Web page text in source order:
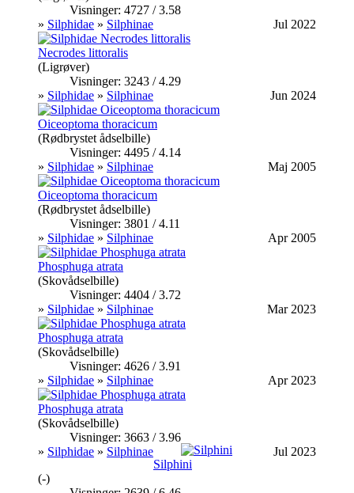
Visninger: 4727 / 3.58
» Silphidae » Silphinae Jul 2022
Necrodes littoralis
(Ligrøver)
Visninger: 3243 / 4.29
» Silphidae » Silphinae Jun 2024
Oiceoptoma thoracicum
(Rødbrystet ådselbille)
Visninger: 4495 / 4.14
» Silphidae » Silphinae Maj 2005
Oiceoptoma thoracicum
(Rødbrystet ådselbille)
Visninger: 3801 / 4.11
» Silphidae » Silphinae Apr 2005
Phosphuga atrata
(Skovådselbille)
Visninger: 4404 / 3.72
» Silphidae » Silphinae Mar 2023
Phosphuga atrata
(Skovådselbille)
Visninger: 4626 / 3.91
» Silphidae » Silphinae Apr 2023
Phosphuga atrata
(Skovådselbille)
Visninger: 3663 / 3.96
» Silphidae » Silphinae
Jul 2023
Silphini
(-)